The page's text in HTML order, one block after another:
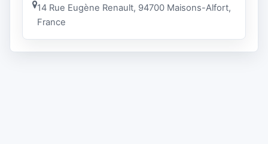
14 Rue Eugène Renault, 94700 Maisons-Alfort,
France